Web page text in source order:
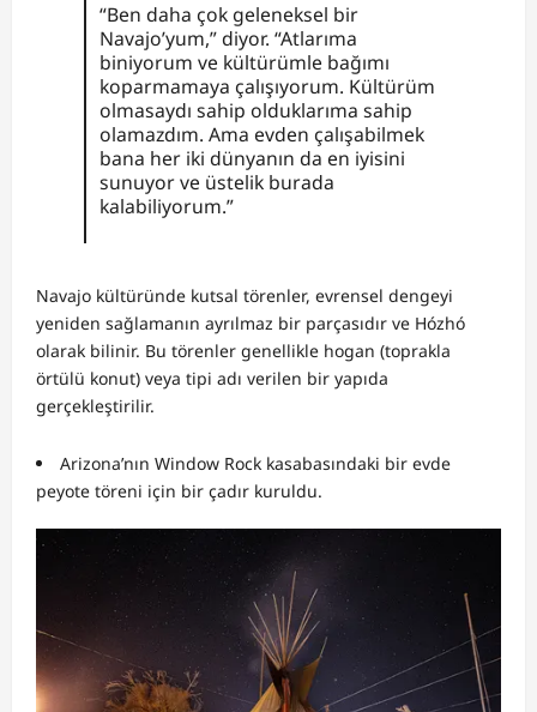
“Ben daha çok geleneksel bir
Navajo’yum,” diyor. “Atlarıma
biniyorum ve kültürümle bağımı
koparmamaya çalışıyorum. Kültürüm
olmasaydı sahip olduklarıma sahip
olamazdım. Ama evden çalışabilmek
bana her iki dünyanın da en iyisini
sunuyor ve üstelik burada
kalabiliyorum.”
Navajo kültüründe kutsal törenler, evrensel dengeyi
yeniden sağlamanın ayrılmaz bir parçasıdır ve Hózhó
olarak bilinir. Bu törenler genellikle hogan (toprakla
örtülü konut) veya tipi adı verilen bir yapıda
gerçekleştirilir.
Arizona’nın Window Rock kasabasındaki bir evde
peyote töreni için bir çadır kuruldu.